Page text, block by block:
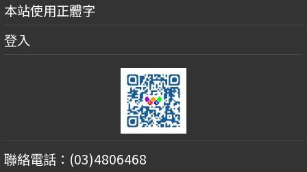
本站使用正體字
登入
聯絡電話：(03)4806468